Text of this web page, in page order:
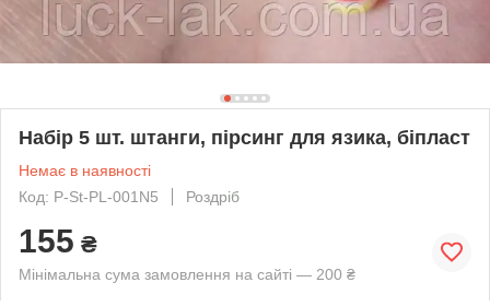
Набір 5 шт. штанги, пірсинг для язика, біпласт
Немає в наявності
Код: P-St-PL-001N5
Роздріб
155 ₴
Мінімальна сума замовлення на сайті — 200 ₴